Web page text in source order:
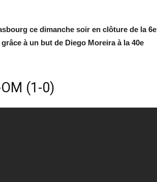
ce dimanche soir en clôture de la 6e
à un but de Diego Moreira à la 40e
(1-0)